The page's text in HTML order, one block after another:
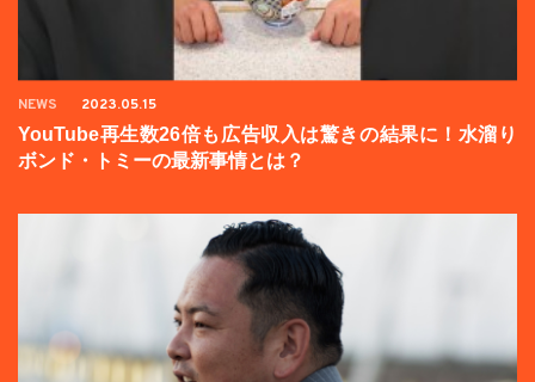
NEWS 2023.05.15
YouTube再生数26倍も広告収入は驚きの結果に！水溜り
ボンド・トミーの最新事情とは？